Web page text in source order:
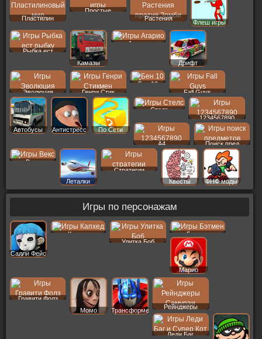
Пластилин
Простые
Растения
Флеш игры
Рыбка ест
Камазы
Агарио
Дрифт
Эволюция Генри Стик
Бен 10
Fall Guys
Автобусы Антистресс По Сети
Стелс
1234567890
A4 Поиск пред
Векс
Леталки
Стратегии
Квесты
ФНФ моды
Игры по персонажам
Салли Фейс
Капхед
Улитка Боб
Бэтмен
Марио
Гравити Фолз
Момо
Трансформеры
Рейнджеры
Леди Баг